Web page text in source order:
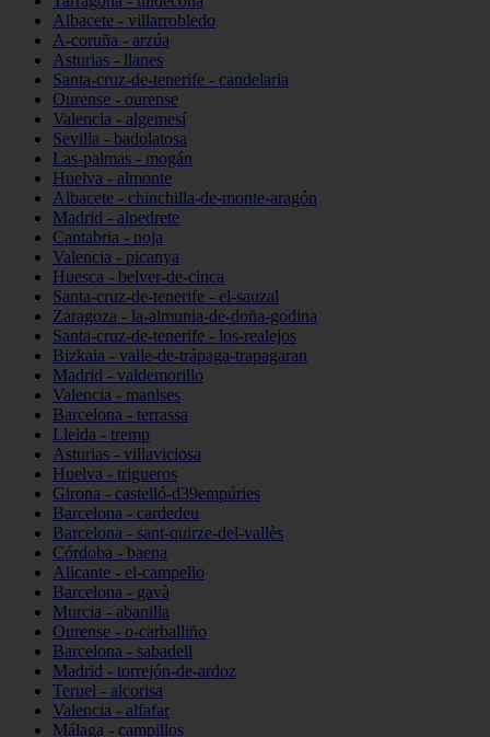
Albacete - villarrobledo
A-coruña - arzúa
Asturias - llanes
Santa-cruz-de-tenerife - candelaria
Ourense - ourense
Valencia - algemesí
Sevilla - badolatosa
Las-palmas - mogán
Huelva - almonte
Albacete - chinchilla-de-monte-aragón
Madrid - alpedrete
Cantabria - noja
Valencia - picanya
Huesca - belver-de-cinca
Santa-cruz-de-tenerife - el-sauzal
Zaragoza - la-almunia-de-doña-godina
Santa-cruz-de-tenerife - los-realejos
Bizkaia - valle-de-trápaga-trapagaran
Madrid - valdemorillo
Valencia - manises
Barcelona - terrassa
Lleida - tremp
Asturias - villaviciosa
Huelva - trigueros
Girona - castelló-d39empúries
Barcelona - cardedeu
Barcelona - sant-quirze-del-vallès
Córdoba - baena
Alicante - el-campello
Barcelona - gavà
Murcia - abanilla
Ourense - o-carballiño
Barcelona - sabadell
Madrid - torrejón-de-ardoz
Teruel - alcorisa
Valencia - alfafar
Málaga - campillos